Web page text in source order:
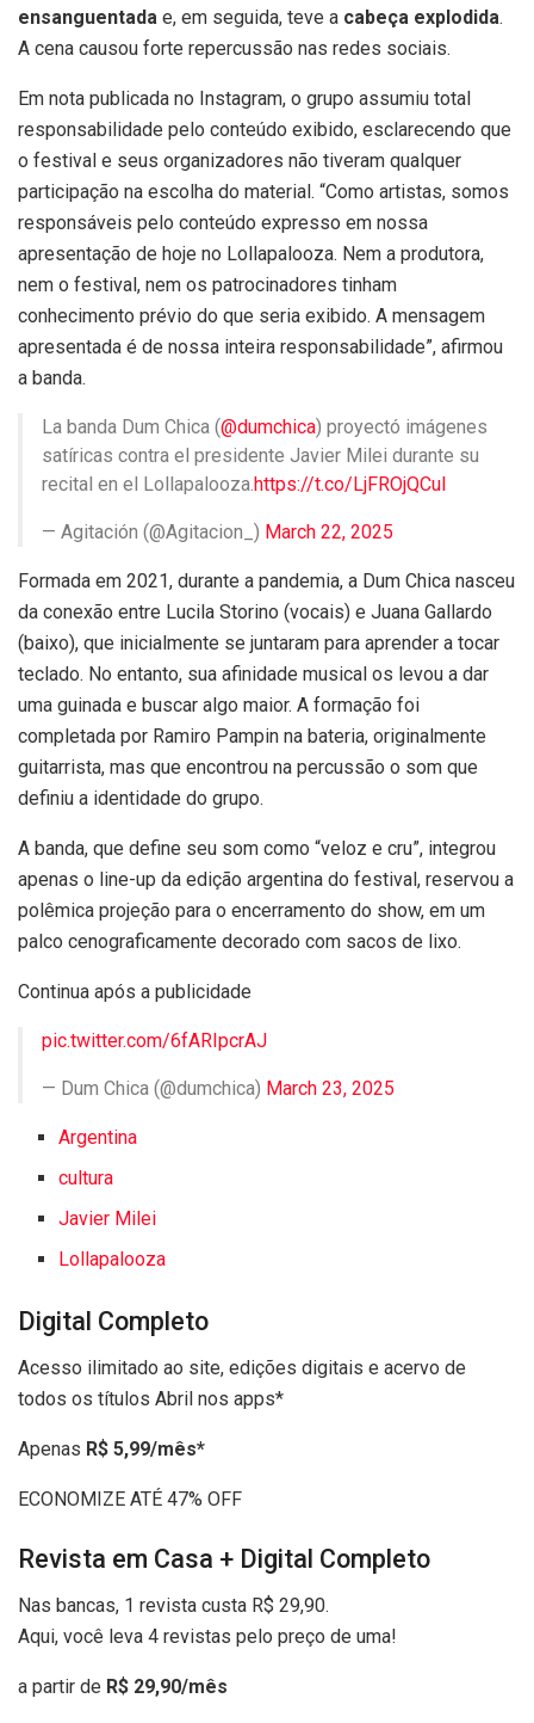
ensanguentada e, em seguida, teve a cabeça explodida.
A cena causou forte repercussão nas redes sociais.
Em nota publicada no Instagram, o grupo assumiu total
responsabilidade pelo conteúdo exibido, esclarecendo que
o festival e seus organizadores não tiveram qualquer
participação na escolha do material. “Como artistas, somos
responsáveis pelo conteúdo expresso em nossa
apresentação de hoje no Lollapalooza. Nem a produtora,
nem o festival, nem os patrocinadores tinham
conhecimento prévio do que seria exibido. A mensagem
apresentada é de nossa inteira responsabilidade”, afirmou
a banda.
La banda Dum Chica (@dumchica) proyectó imágenes
satíricas contra el presidente Javier Milei durante su
recital en el Lollapalooza.https://t.co/LjFROjQCuI
— Agitación (@Agitacion_) March 22, 2025
Formada em 2021, durante a pandemia, a Dum Chica nasceu
da conexão entre Lucila Storino (vocais) e Juana Gallardo
(baixo), que inicialmente se juntaram para aprender a tocar
teclado. No entanto, sua afinidade musical os levou a dar
uma guinada e buscar algo maior. A formação foi
completada por Ramiro Pampin na bateria, originalmente
guitarrista, mas que encontrou na percussão o som que
definiu a identidade do grupo.
A banda, que define seu som como “veloz e cru”, integrou
apenas o line-up da edição argentina do festival, reservou a
polêmica projeção para o encerramento do show, em um
palco cenograficamente decorado com sacos de lixo.
Continua após a publicidade
pic.twitter.com/6fARIpcrAJ
— Dum Chica (@dumchica) March 23, 2025
Argentina
cultura
Javier Milei
Lollapalooza
Digital Completo
Acesso ilimitado ao site, edições digitais e acervo de
todos os títulos Abril nos apps*
Apenas R$ 5,99/mês*
ECONOMIZE ATÉ 47% OFF
Revista em Casa + Digital Completo
Nas bancas, 1 revista custa R$ 29,90.
Aqui, você leva 4 revistas pelo preço de uma!
a partir de R$ 29,90/mês